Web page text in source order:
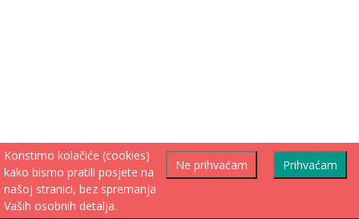
Prihvaćam
Ne prihvaćam
Koristimo kolačiće (cookies)
kako bismo pratili posjete na
našoj stranici, bez spremanja
Vaših osobnih detalja.